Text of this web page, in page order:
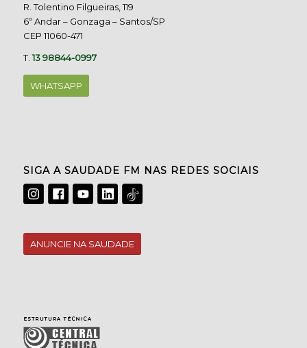
R. Tolentino Filgueiras, 119
6º Andar – Gonzaga – Santos/SP
CEP 11060-471
T.13 98844-0997
WHATSAPP
SIGA A SAUDADE FM NAS REDES SOCIAIS
ANUNCIE NA SAUDADE